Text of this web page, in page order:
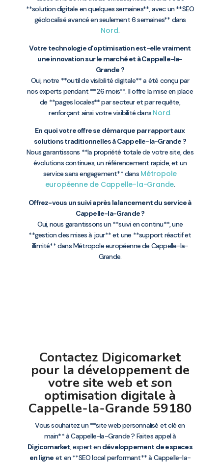
**solution digitale en quelques semaines**, avec un **SEO
géolocalisé avancé en seulement 6 semaines** dans
Nord.
Votre technologie d’optimisation est-elle vraiment
une innovation sur le marché et à Cappelle-la-
Grande ?
Oui, notre **outil de visibilité digitale** a été conçu par
nos experts pendant **26 mois**. Il offre la mise en place
de **pages locales** par secteur et par requête,
renforçant ainsi votre visibilité dans Nord.
En quoi votre offre se démarque par rapport aux
solutions traditionnelles à Cappelle-la-Grande ?
Nous garantissons **la propriété totale de votre site, des
évolutions continues, un référencement rapide, et un
service sans engagement** dans Métropole
européenne de Cappelle-la-Grande.
Offrez-vous un suivi après la lancement du service à
Cappelle-la-Grande ?
Oui, nous garantissons un **suivi en continu**, une
**gestion des mises à jour** et une **support réactif et
illimité** dans Métropole européenne de Cappelle-la-
Grande.
Contactez Digicomarket
pour la développement de
votre site web et son
optimisation digitale à
Cappelle-la-Grande 59180
Vous souhaitez un **site web personnalisé et clé en
main** à Cappelle-la-Grande ? Faites appel à
Digicomarket, expert endéveloppement de espaces
en ligne et en **SEO local performant** à Cappelle-la-